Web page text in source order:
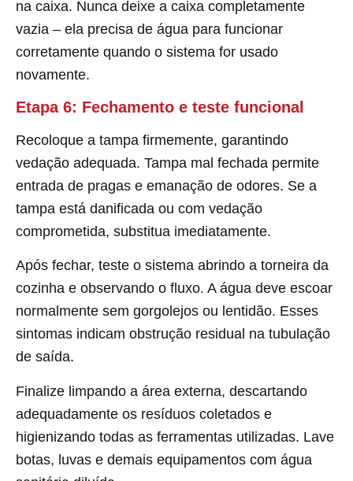
na caixa. Nunca deixe a caixa completamente
vazia – ela precisa de água para funcionar
corretamente quando o sistema for usado
novamente.
Etapa 6: Fechamento e teste funcional
Recoloque a tampa firmemente, garantindo
vedação adequada. Tampa mal fechada permite
entrada de pragas e emanação de odores. Se a
tampa está danificada ou com vedação
comprometida, substitua imediatamente.
Após fechar, teste o sistema abrindo a torneira da
cozinha e observando o fluxo. A água deve escoar
normalmente sem gorgolejos ou lentidão. Esses
sintomas indicam obstrução residual na tubulação
de saída.
Finalize limpando a área externa, descartando
adequadamente os resíduos coletados e
higienizando todas as ferramentas utilizadas. Lave
botas, luvas e demais equipamentos com água